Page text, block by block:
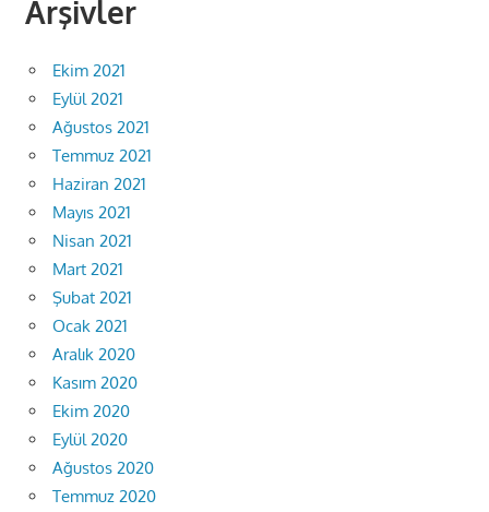
Arşivler
Ekim 2021
Eylül 2021
Ağustos 2021
Temmuz 2021
Haziran 2021
Mayıs 2021
Nisan 2021
Mart 2021
Şubat 2021
Ocak 2021
Aralık 2020
Kasım 2020
Ekim 2020
Eylül 2020
Ağustos 2020
Temmuz 2020